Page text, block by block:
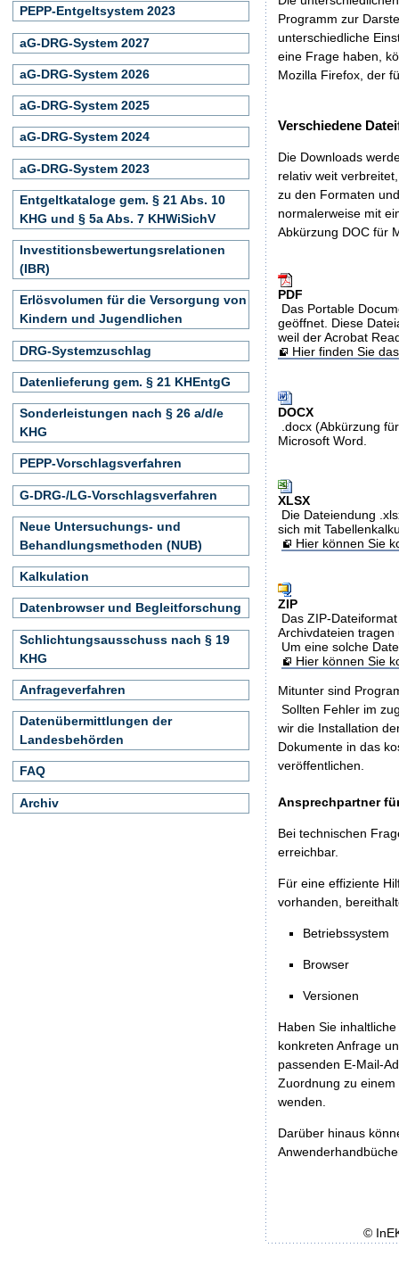
Programm zur
unterschiedliche
eine Frage haben,
Mozilla Firefox, der
Verschiedene
Die Downloads
relativ weit
zu den Formaten
normalerweise mit
Abkürzung DOC für
PDF
Das Portable
geöffnet. Diese
weil der Acrobat
Hier finden Sie
DOCX
.docx (Abkürzung
Microsoft Word.
XLSX
Die Dateiendung
sich mit
Hier können Sie
ZIP
Das ZIP-
Archivdateien
Um eine solche
Hier können Sie
Mitunter sind
Sollten Fehler im
wir die Installation
Dokumente in das
veröffentlichen.
Ansprechpartner
Bei technischen
erreichbar.
Für eine effiziente
vorhanden,
Betriebssystem
Browser
Versionen
Haben Sie
konkreten Anfrage
passenden E-Mail-
Zuordnung zu
wenden.
Darüber hinaus
PEPP-Entgeltsystem 2023
aG-DRG-System 2027
aG-DRG-System 2026
aG-DRG-System 2025
aG-DRG-System 2024
aG-DRG-System 2023
Entgeltkataloge gem. § 21 Abs. 10
KHG und § 5a Abs. 7 KHWiSichV
Investitionsbewertungsrelationen
(IBR)
Erlösvolumen für die Versorgung von
Kindern und Jugendlichen
DRG-Systemzuschlag
Datenlieferung gem. § 21 KHEntgG
Sonderleistungen nach § 26 a/d/e
KHG
PEPP-Vorschlagsverfahren
G-DRG-/LG-Vorschlagsverfahren
Neue Untersuchungs- und
Behandlungsmethoden (NUB)
Kalkulation
Datenbrowser und Begleitforschung
Schlichtungsausschuss nach § 19
KHG
Anfrageverfahren
Datenübermittlungen der
Landesbehörden
FAQ
Archiv
©